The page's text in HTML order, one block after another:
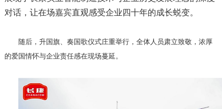
对话，让在场嘉宾直观感受企业四十年的成长蜕变。
随后，升国旗、奏国歌仪式庄重举行，全体人员肃立致敬，浓厚
的爱国情怀与企业责任感在现场蔓延。